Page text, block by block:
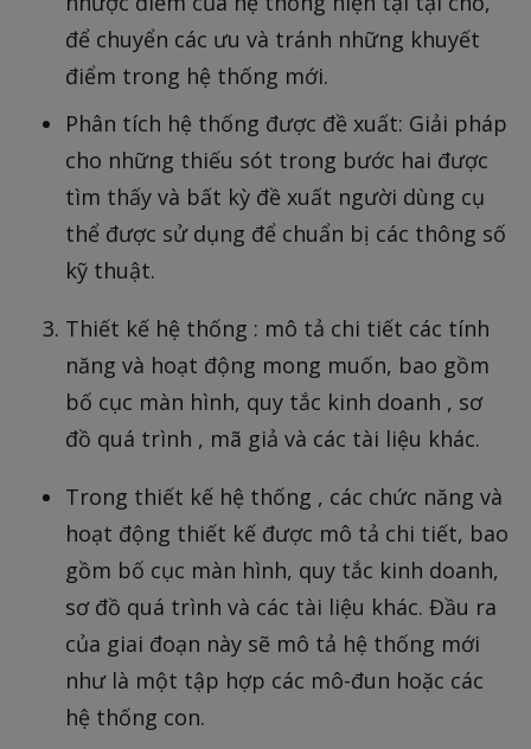
để chuyển các ưu và tránh những khuyết
điểm trong hệ thống mới.
Phân tích hệ thống được đề xuất: Giải pháp
cho những thiếu sót trong bước hai được
tìm thấy và bất kỳ đề xuất người dùng cụ
thể được sử dụng để chuẩn bị các thông số
kỹ thuật.
Thiết kế hệ thống : mô tả chi tiết các tính
năng và hoạt động mong muốn, bao gồm
bố cục màn hình, quy tắc kinh doanh , sơ
đồ quá trình , mã giả và các tài liệu khác.
Trong thiết kế hệ thống , các chức năng và
hoạt động thiết kế được mô tả chi tiết, bao
gồm bố cục màn hình, quy tắc kinh doanh,
sơ đồ quá trình và các tài liệu khác. Đầu ra
của giai đoạn này sẽ mô tả hệ thống mới
như là một tập hợp các mô-đun hoặc các
hệ thống con.